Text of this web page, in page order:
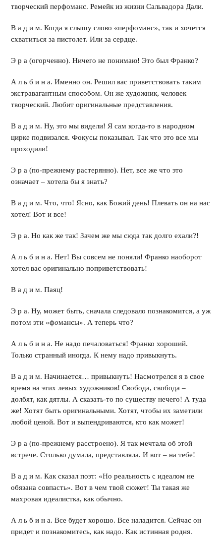
творческий перфоманс. Ремейк из жизни Сальвадора Дали.
В а д и м. Когда я слышу слово «перфоманс», так и хочется
схватиться за пистолет. Или за сердце.
Э р а (огорченно). Ничего не понимаю! Это был Франко?
А л ь б и н а. Именно он. Решил вас приветствовать таким
экстравагантным способом. Он же художник, человек
творческий. Любит оригинальные представления.
В а д и м. Ну, это мы видели! Я сам когда-то в народном
цирке подвизался. Фокусы показывал. Так что это все мы
проходили!
Э р а (по-прежнему растерянно). Нет, все же что это
означает – хотела бы я знать?
В а д и м. Что, что! Ясно, как Божий день! Плевать он на нас
хотел! Вот и все!
Э р а. Но как же так! Зачем же мы сюда так долго ехали?!
А л ь б и н а. Нет! Вы совсем не поняли! Франко наоборот
хотел вас оригинально поприветствовать!
В а д и м. Паяц!
Э р а. Ну, может быть, сначала следовало познакомится, а уж
потом эти «фомансы». А теперь что?
А л ь б и н а. Не надо печаловаться! Франко хороший.
Только странный иногда. К нему надо привыкнуть.
В а д и м. Начинается… привыкнуть! Насмотрелся я в свое
время на этих левых художников! Свобода, свобода –
долбят, как дятлы. А сказать-то по существу нечего! А туда
же! Хотят быть оригинальными. Хотят, чтобы их заметили
любой ценой. Вот и выпендриваются, кто как может!
Э р а (по-прежнему расстроено). Я так мечтала об этой
встрече. Столько думала, представляла. И вот – на тебе!
В а д и м. Как сказал поэт: «Но реальность с идеалом не
обязана совпасть». Вот в чем твой сюжет! Ты такая же
махровая идеалистка, как обычно.
А л ь б и н а. Все будет хорошо. Все наладится. Сейчас он
придет и познакомитесь, как надо. Как истинная родня.